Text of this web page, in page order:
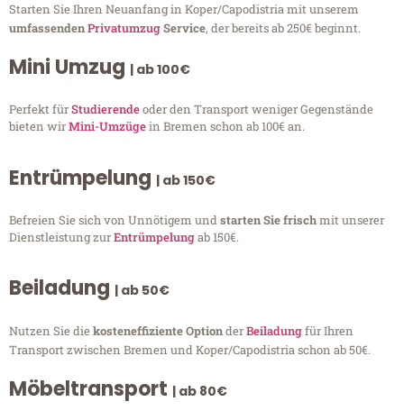
Starten Sie Ihren Neuanfang in Koper/Capodistria mit unserem
umfassendenPrivatumzugService, der bereits ab 250€ beginnt.
Mini Umzug | ab 100€
Perfekt fürStudierendeoder den Transport weniger Gegenstände
bieten wirMini-Umzügein Bremen schon ab 100€ an.
Entrümpelung | ab 150€
Befreien Sie sich von Unnötigem undstarten Sie frischmit unserer
Dienstleistung zurEntrümpelungab 150€.
Beiladung | ab 50€
Nutzen Sie diekosteneffiziente OptionderBeiladungfür Ihren
Transport zwischen Bremen und Koper/Capodistria schon ab 50€.
Möbeltransport | ab 80€